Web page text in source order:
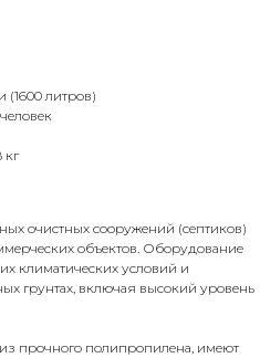
(1600 литров)
кг
очистных сооружений (септиков)
объектов. Оборудование
климатических условий и
грунтах, включая высокий уровень
прочного полипропилена, имеют